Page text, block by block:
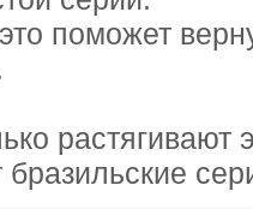
поможет
растягивают
бразильские